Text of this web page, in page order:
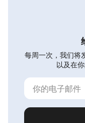
每周一次，我们将
以及在